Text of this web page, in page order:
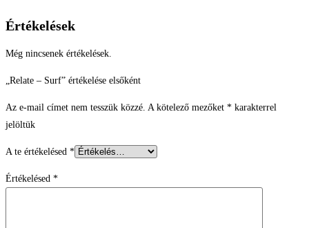
Értékelések
Még nincsenek értékelések.
„Relate – Surf” értékelése elsőként
Az e-mail címet nem tesszük közzé. A kötelező mezőket * karakterrel
jelöltük
A te értékelésed *
Értékelésed *